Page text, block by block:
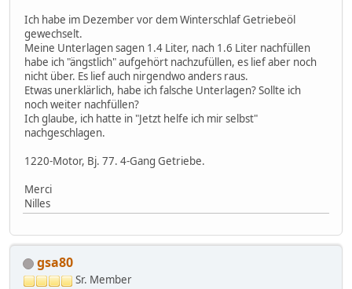
Ich habe im Dezember vor dem Winterschlaf Getriebeöl
gewechselt.
Meine Unterlagen sagen 1.4 Liter, nach 1.6 Liter nachfüllen
habe ich "ängstlich" aufgehört nachzufüllen, es lief aber noch
nicht über. Es lief auch nirgendwo anders raus.
Etwas unerklärlich, habe ich falsche Unterlagen? Sollte ich
noch weiter nachfüllen?
Ich glaube, ich hatte in "Jetzt helfe ich mir selbst"
nachgeschlagen.
1220-Motor, Bj. 77. 4-Gang Getriebe.
Merci
Nilles
gsa80
Sr. Member